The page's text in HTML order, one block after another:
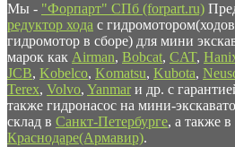
Мы - "Форпарт" СПб (forpart.ru)
редуктор хода с
гидромотор в сборе) для мини
марок как Airman, Bobcat, CAT,
JCB, Kobelco, Komatsu, Kubota,
Terex, Volvo, Yanmar и др. с
также гидронасос на мини-
склад в Санкт-Петербурге, а также в
Краснодаре(Армавир).